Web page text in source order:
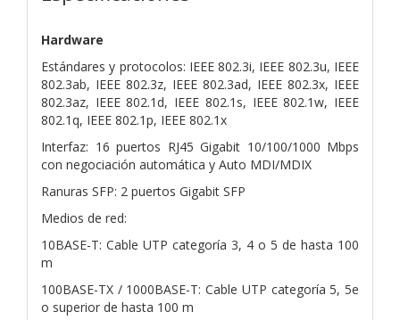
Hardware
Estándares y protocolos: IEEE 802.3i, IEEE 802.3u, IEEE
802.3ab, IEEE 802.3z, IEEE 802.3ad, IEEE 802.3x, IEEE
802.3az, IEEE 802.1d, IEEE 802.1s, IEEE 802.1w, IEEE
802.1q, IEEE 802.1p, IEEE 802.1x
Interfaz: 16 puertos RJ45 Gigabit 10/100/1000 Mbps
con negociación automática y Auto MDI/MDIX
Ranuras SFP: 2 puertos Gigabit SFP
Medios de red:
10BASE-T: Cable UTP categoría 3, 4 o 5 de hasta 100
m
100BASE-TX / 1000BASE-T: Cable UTP categoría 5, 5e
o superior de hasta 100 m